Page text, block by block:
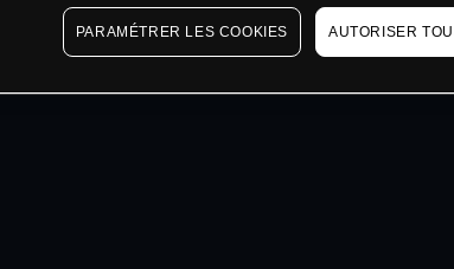
PARAMÉTRER LES COOKIES AUTORISER